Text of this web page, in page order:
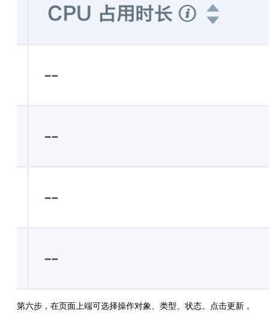
第六步，在页面上端可选择操作对象、类型、状态。点击更新，